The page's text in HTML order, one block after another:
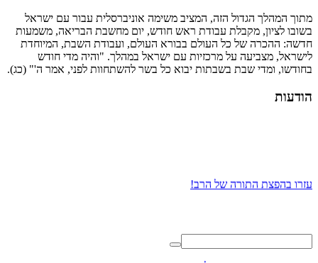
מתוך המהלך הגדול הזה, המציב משימה אוניברסלית עבור עם ישראל
בשובו לציון, מקבלת עבודת ראש חודש, יום מחשבת הבריאה, משמעות
חדשה: ההכרה של כל העולם בבורא העולם, ועבודת השבת, המיוחדת
לישראל, מצביעה על מרכזיות עם ישראל במהלך. "והיה מדי חודש
בחודשו, ומדי שבת בשבתות יבוא כל בשר להשתחוות לפני, אמר ה'" (כג).
הודעות
עזרו בהפצת התורה של הרב!